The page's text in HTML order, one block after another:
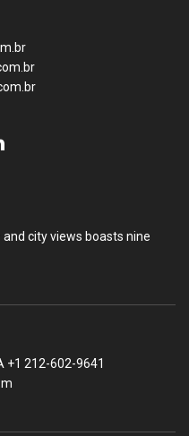
city views boasts nine
+1 212-602-9641